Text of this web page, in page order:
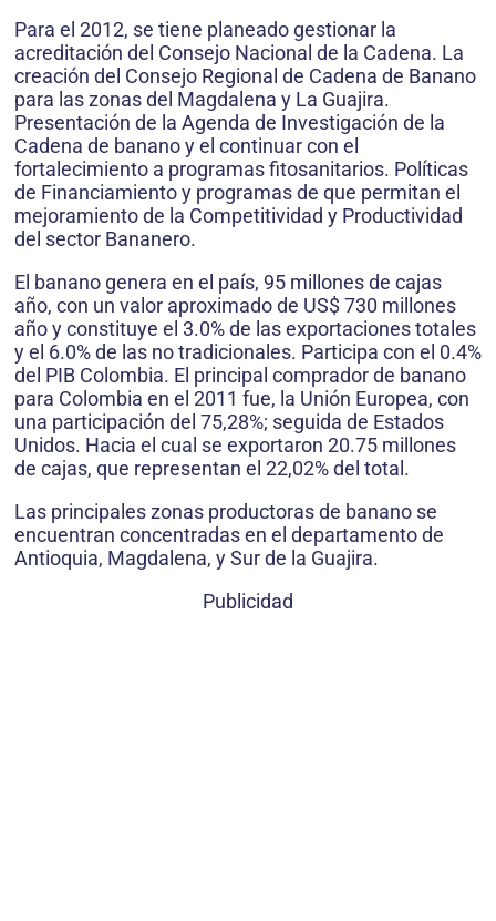
Para el 2012, se tiene planeado gestionar la
acreditación del Consejo Nacional de la Cadena. La
creación del Consejo Regional de Cadena de Banano
para las zonas del Magdalena y La Guajira.
Presentación de la Agenda de Investigación de la
Cadena de banano y el continuar con el
fortalecimiento a programas fitosanitarios. Políticas
de Financiamiento y programas de que permitan el
mejoramiento de la Competitividad y Productividad
del sector Bananero.
El banano genera en el país, 95 millones de cajas
año, con un valor aproximado de US$ 730 millones
año y constituye el 3.0% de las exportaciones totales
y el 6.0% de las no tradicionales. Participa con el 0.4%
del PIB Colombia. El principal comprador de banano
para Colombia en el 2011 fue, la Unión Europea, con
una participación del 75,28%; seguida de Estados
Unidos. Hacia el cual se exportaron 20.75 millones
de cajas, que representan el 22,02% del total.
Las principales zonas productoras de banano se
encuentran concentradas en el departamento de
Antioquia, Magdalena, y Sur de la Guajira.
Publicidad